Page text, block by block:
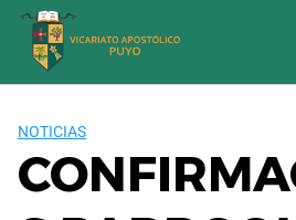
Saltar
contenido
NOTICIAS